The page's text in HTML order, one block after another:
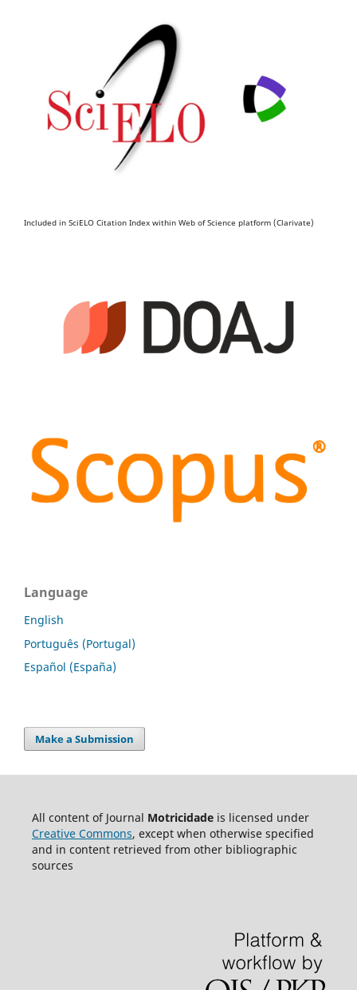
Included in SciELO Citation Index within Web of Science platform (Clarivate)
Language
English
Português (Portugal)
Español (España)
Make a Submission
All content of Journal Motricidadeis licensed under
Creative Commons, except when otherwise specified
and in content retrieved from other bibliographic
sources